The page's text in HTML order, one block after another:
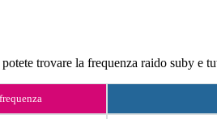
trovare la frequenza raido suby e
frequenza